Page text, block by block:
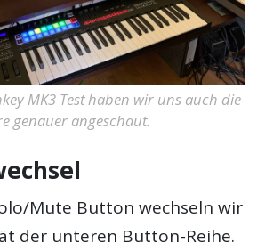
MK3 Test haben wir uns auch die
genauer angeschaut.
Mute Button wechseln wir
der unteren Button-Reihe.